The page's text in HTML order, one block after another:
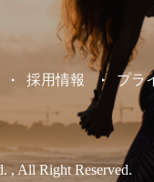
採用情報 プラ
, All Right Reserved.